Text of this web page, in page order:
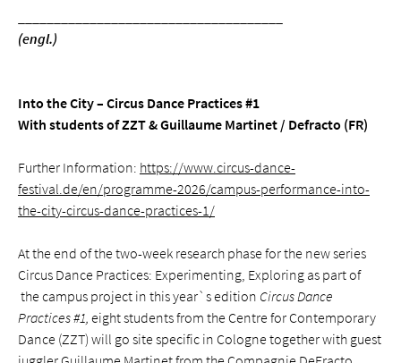
(engl.)
Into the City – Circus Dance Practices #1
With students of ZZT & Guillaume Martinet / Defracto (FR)
Further Information: https://www.circus-dance-
festival.de/en/programme-2026/campus-performance-into-
the-city-circus-dance-practices-1/
At the end of the two-week research phase for the new series
Circus Dance Practices: Experimenting, Exploring as part of
the campus project in this year`s edition Circus Dance
Practices #1, eight students from the Centre for Contemporary
Dance (ZZT) will go site specific in Cologne together with guest